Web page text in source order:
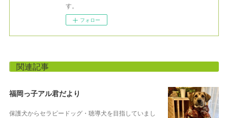
す。
フォロー
関連記事
福岡っ子アル君だより
保護犬からセラピードッグ・聴導犬を目指していまし